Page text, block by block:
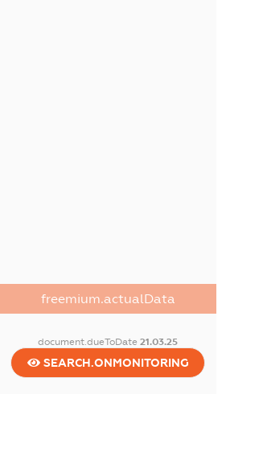
freemium.actualData
document.dueToDate21.03.25
SEARCH.ONMONITORING